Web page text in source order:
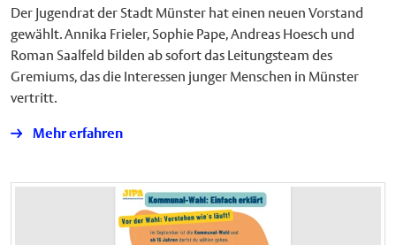
Der Jugendrat der Stadt Münster hat einen neuen Vorstand
gewählt. Annika Frieler, Sophie Pape, Andreas Hoesch und
Roman Saalfeld bilden ab sofort das Leitungsteam des
Gremiums, das die Interessen junger Menschen in Münster
vertritt.
Mehr erfahren